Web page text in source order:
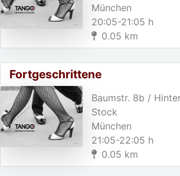
München
20:05-21:05 h
0.05 km
Fortgeschrittene
Baumstr. 8b /
Stock
München
21:05-22:05 h
0.05 km